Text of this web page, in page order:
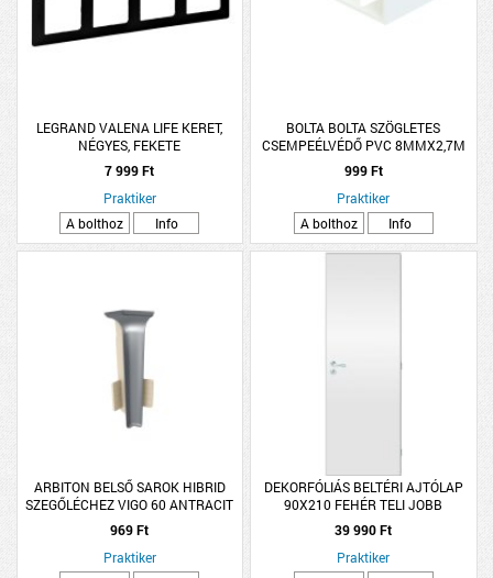
LEGRAND VALENA LIFE KERET,
NÉGYES, FEKETE
7 999 Ft
Praktiker
A bolthoz
Info
BOLTA BOLTA SZÖGLETES
CSEMPEÉLVÉDŐ PVC 8MMX2,7M
FEHÉR
999 Ft
Praktiker
A bolthoz
Info
ARBITON BELSŐ SAROK HIBRID
SZEGŐLÉCHEZ VIGO 60 ANTRACIT
2DB/CSOMAG
969 Ft
Praktiker
DEKORFÓLIÁS BELTÉRI AJTÓLAP
90X210 FEHÉR TELI JOBB
39 990 Ft
Praktiker